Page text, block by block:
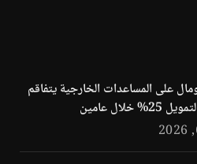
على المساعدات الخارجية يتفاقم
خلال عامين